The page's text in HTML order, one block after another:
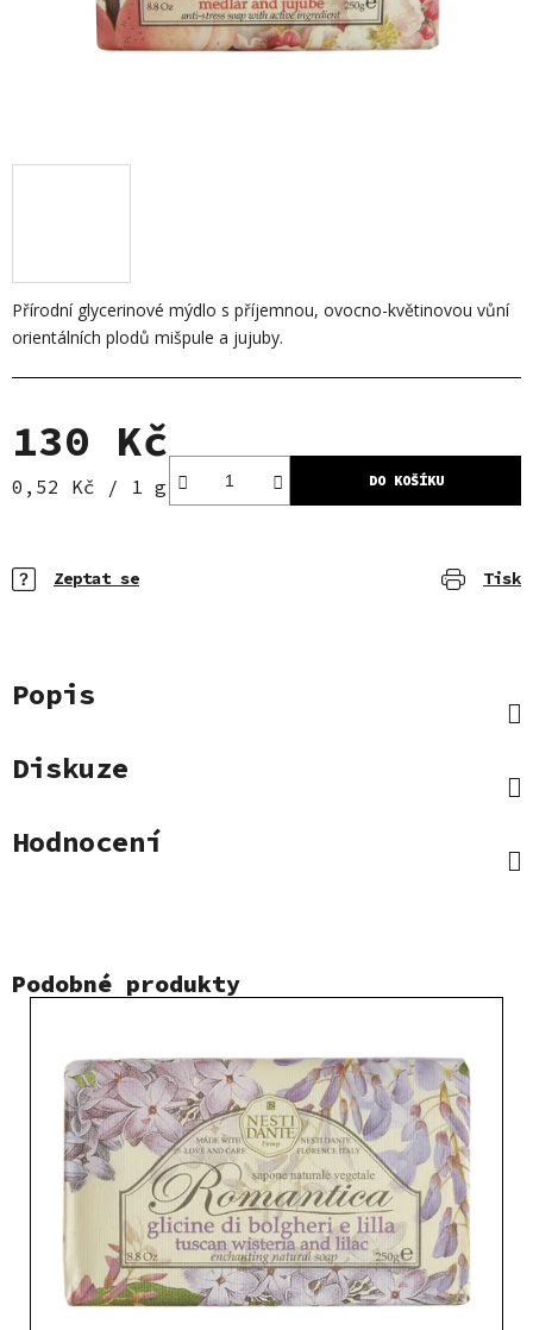
Přírodní glycerinové mýdlo s příjemnou, ovocno-květinovou vůní
orientálních plodů mišpule a jujuby.
130 Kč
Měrná cena:
0,52 Kč / 1 g DO KOŠÍKU
Tisk
Zeptat se
Popis
Diskuze
Hodnocení
Podobné produkty